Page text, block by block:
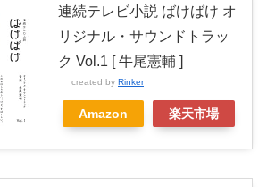
連続テレビ小説 ばけばけ オ
リジナル・サウンドトラッ
ク Vol.1 [ 牛尾憲輔 ]
created by Rinker
Amazon 楽天市場